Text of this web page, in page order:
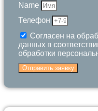
Name
Телефон
Согласен на
данных в
обработки
Отправить заявку